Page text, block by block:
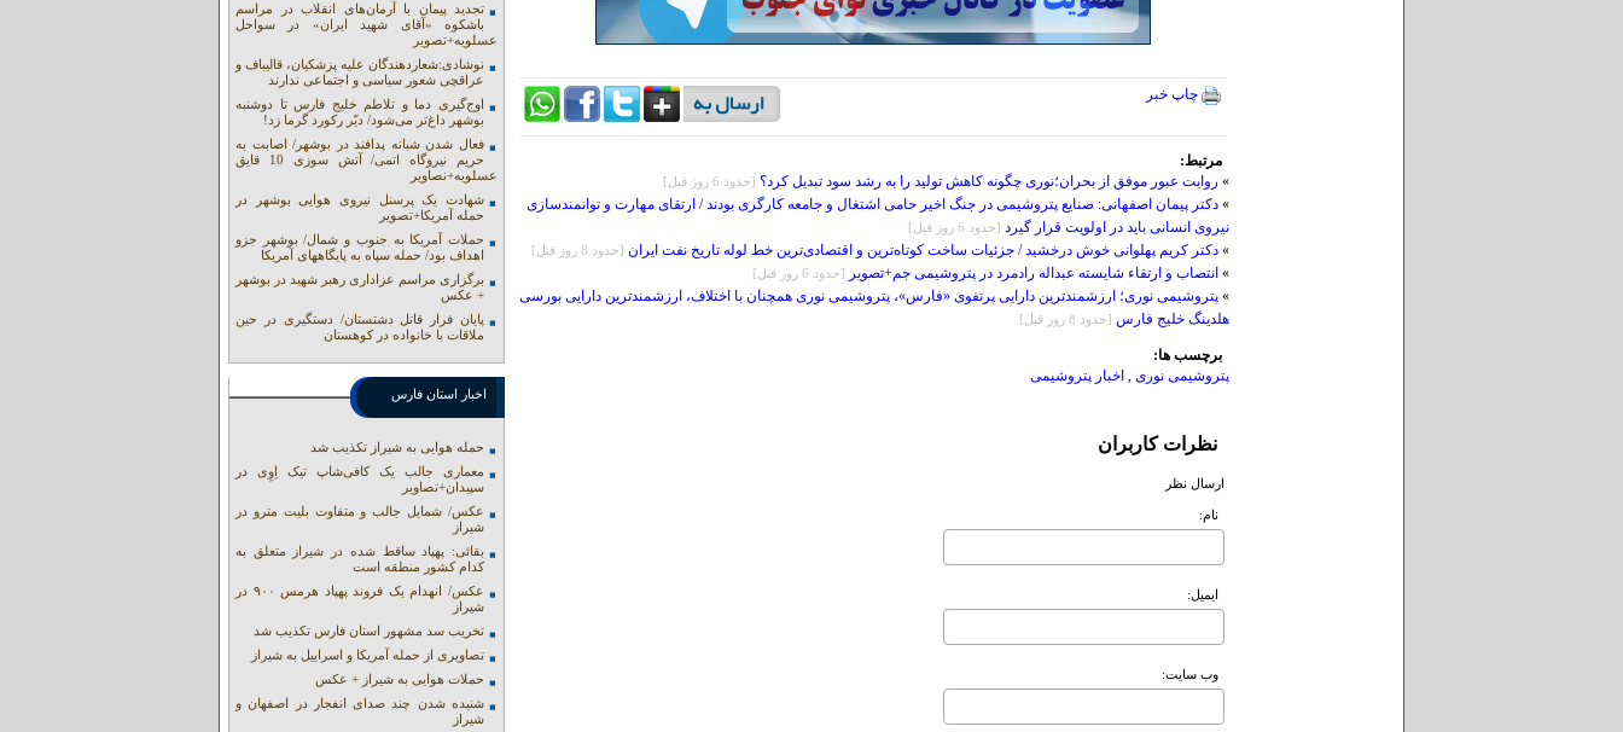
چاپ خبر
مرتبط:
» روایت عبور موفق از بحران؛نوری چگونه کاهش تولید را به رشد سود تبدیل کرد؟ [حدود 6 روز قبل]
» دکتر پیمان اصفهانی: صنایع پتروشیمی در جنگ اخیر حامی اشتغال و جامعه کارگری بودند / ارتقای مهارت و توانمندسازی
نیروی انسانی باید در اولویت قرار گیرد [حدود 6 روز قبل]
» دکتر کریم پهلوانی خوش درخشید / جزئیات ساخت کوتاه‌ترین و اقتصادی‌ترین خط لوله تاریخ نفت ایران [حدود 8 روز قبل]
» انتصاب و ارتقاء شایسته عبداله رادمرد در پتروشیمی جم+تصویر [حدود 6 روز قبل]
» پتروشیمی نوری؛ ارزشمندترین دارایی پرتفوی «فارس»، پتروشیمی نوری همچنان با اختلاف، ارزشمندترین دارایی بورسی
هلدینگ خلیج فارس [حدود 8 روز قبل]
برچسب ها:
پتروشیمی نوری , اخبار پتروشیمی
نظرات کاربران
ارسال نظر
نام:
ايميل:
وب سايت:
تجدید پیمان با آرمان‌های انقلاب در مراسم
باشکوه «آقای شهید ایران» در سواحل
عسلویه+تصویر
نوشادی:شعاردهندگان علیه پزشکیان، قالیباف و
عراقچی شعور سیاسی و اجتماعی ندارند
اوج‌گیری دما و تلاطم خلیج فارس تا دوشنبه
بوشهر داغ‌تر می‌شود/ دیّر رکورد گرما زد!
فعال شدن شبانه پدافند در بوشهر/ اصابت به
حریم نیروگاه اتمی/ آتش سوزی 10 قایق
عسلویه+نصاویر
شهادت یک پرسنل نیروی هوایی بوشهر در
حمله آمریکا+تصویر
حملات آمریکا به جنوب و شمال/ بوشهر جزو
اهداف بود/ حمله سپاه به پایگاههای آمریکا
برگزاری مراسم عزاداری رهبر شهید در بوشهر
+ عکس
پایان فرار قاتل دشتستان/ دستگیری در حین
ملاقات با خانواده در کوهستان
اخبار استان فارس
حمله هوایی به شیراز تکذیب شد
معماری جالب یک کافی‌شاپ تیک اِوِی در
سپیدان+تصاویر
عکس/ شمایل جالب و متفاوت بلیت مترو در
شیراز
بقائی: پهپاد ساقط شده در شیراز متعلق به
کدام کشور منطقه است
عکس/ انهدام یک فروند پهپاد هرمس ۹۰۰ در
شیراز
تخریب سد مشهور استان فارس تکذیب شد
تصاویری از حمله آمریکا و اسراییل به شیراز
حملات هوایی به شیراز + عکس
شنیده شدن چند صدای انفجار در اصفهان و
شیراز